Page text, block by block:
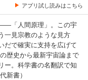
アプリ試し読みはこちら
「人間原理」。この宇
一見宗教のような見方
だで確実に支持を広げて
歴史から最新宇宙論まで
ー。科学書の名翻訳で知
新書）